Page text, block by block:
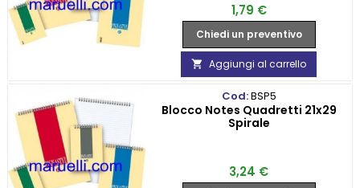
Prezzo
1,79 €
Chiedi un preventivo
 Aggiungi al carrello
Cod:BSP5
Blocco Notes Quadretti 21x29
Spirale
Prezzo
3,24 €